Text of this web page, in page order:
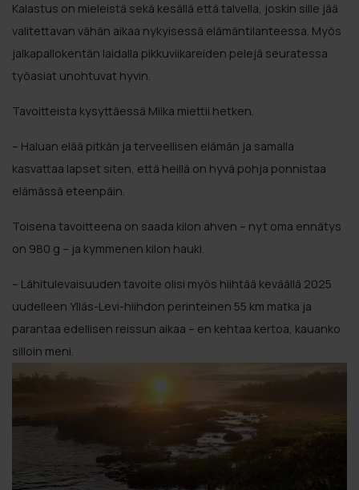
Kalastus on mieleistä sekä kesällä että talvella, joskin sille jää
valitettavan vähän aikaa nykyisessä elämäntilanteessa. Myös
jalkapallokentän laidalla pikkuviikareiden pelejä seuratessa
työasiat unohtuvat hyvin.
Tavoitteista kysyttäessä Miika miettii hetken.
– Haluan elää pitkän ja terveellisen elämän ja samalla
kasvattaa lapset siten, että heillä on hyvä pohja ponnistaa
elämässä eteenpäin.
Toisena tavoitteena on saada kilon ahven – nyt oma ennätys
on 980 g – ja kymmenen kilon hauki.
– Lähitulevaisuuden tavoite olisi myös hiihtää keväällä 2025
uudelleen Ylläs-Levi-hiihdon perinteinen 55 km matka ja
parantaa edellisen reissun aikaa – en kehtaa kertoa, kauanko
silloin meni.